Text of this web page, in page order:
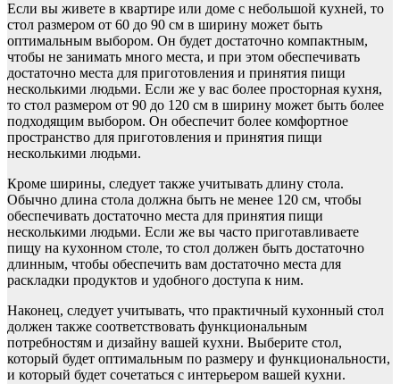
Если вы живете в квартире или доме с небольшой кухней, то
стол размером от 60 до 90 см в ширину может быть
оптимальным выбором. Он будет достаточно компактным,
чтобы не занимать много места, и при этом обеспечивать
достаточно места для приготовления и принятия пищи
несколькими людьми. Если же у вас более просторная кухня,
то стол размером от 90 до 120 см в ширину может быть более
подходящим выбором. Он обеспечит более комфортное
пространство для приготовления и принятия пищи
несколькими людьми.
Кроме ширины, следует также учитывать длину стола.
Обычно длина стола должна быть не менее 120 см, чтобы
обеспечивать достаточно места для принятия пищи
несколькими людьми. Если же вы часто приготавливаете
пищу на кухонном столе, то стол должен быть достаточно
длинным, чтобы обеспечить вам достаточно места для
раскладки продуктов и удобного доступа к ним.
Наконец, следует учитывать, что практичный кухонный стол
должен также соответствовать функциональным
потребностям и дизайну вашей кухни. Выберите стол,
который будет оптимальным по размеру и функциональности,
и который будет сочетаться с интерьером вашей кухни.